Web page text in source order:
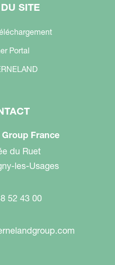
SITE
Portal
France
du Ruet
les-Usages
52 43 00